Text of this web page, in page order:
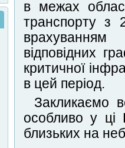
в межах
транспорту з
врахуванням
відповідних
критичної
в цей період.
Закликаємо
особливо у ці
близьких на